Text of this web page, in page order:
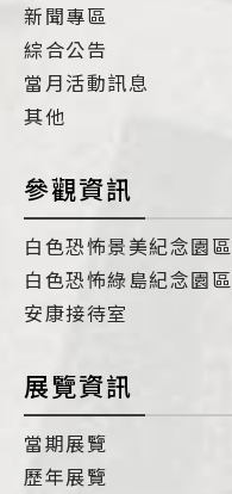
新聞專區
綜合公告
當月活動訊息
其他
參觀資訊
白色恐怖景美紀念園區
白色恐怖綠島紀念園區
安康接待室
展覽資訊
當期展覽
歷年展覽